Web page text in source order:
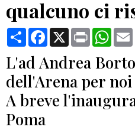
qualcuno ci
CondividiFacebook
X Print
L'ad Andrea
dell'Arena per
A breve
Poma